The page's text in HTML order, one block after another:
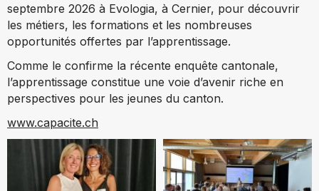
septembre 2026 à Evologia, à Cernier, pour découvrir
les métiers, les formations et les nombreuses
opportunités offertes par l’apprentissage.
Comme le confirme la récente enquête cantonale,
l’apprentissage constitue une voie d’avenir riche en
perspectives pour les jeunes du canton.
www.capacite.ch